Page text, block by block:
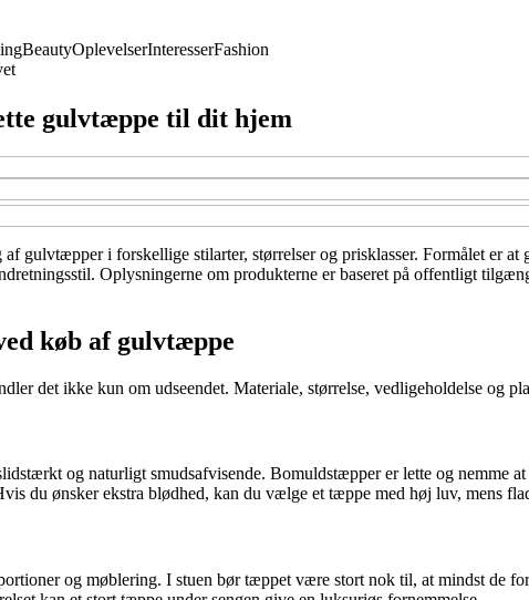
BeautyOplevelserInteresserFashion
gulvtæppe til dit hjem
gulvtæpper i forskellige stilarter, størrelser og prisklasser. Formålet er
Oplysningerne om produkterne er baseret på offentligt
køb af gulvtæppe
det ikke kun om udseendet. Materiale, størrelse, vedligeholdelse og
og naturligt smudsafvisende. Bomuldstæpper er lette og nemme
du ønsker ekstra blødhed, kan du vælge et tæppe med høj luv, mens
og møblering. I stuen bør tæppet være stort nok til, at mindst de